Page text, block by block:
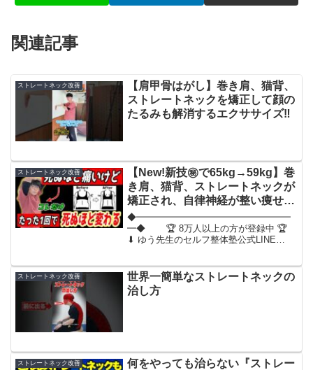
関連記事
ストレートネック改善
【肩甲骨はがし】巻き肩、猫背、
ストレートネックを矯正して顔の
たるみも解消するエクササイズ‼️
ストレートネック改善
【New!新技㊙️で65kg→59kg】巻
き肩、猫背、ストレートネックが
矯正され、自律神経が整い痩せて
若返る肩甲骨はがしエクササイ
ズ！
◆━━━━━━━━━━━━━━━━━
━◆ 🏆 8万人以上の方が登録中 🏆
⬇︎ ゆう先生のセルフ整体塾公式LINE
勢診断ツールGET⬇︎🏆専用LINEに...
ストレートネック改善
世界一簡単なストレートネックの
治し方
ストレートネック改善
何をやっても治らない『ストレー